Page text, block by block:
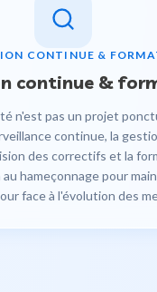
CONTINUE &
continue &
n'est pas un projet
continue, la
des correctifs et la
hameçonnage pour
face à l'évolution des